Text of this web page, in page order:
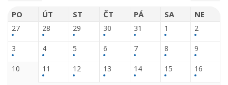
PO ÚT ST ČT PÁ SA NE
27 28 29 30 31 1 2
3 4 5 6 7 8 9
10 11 12 13 14 15 16